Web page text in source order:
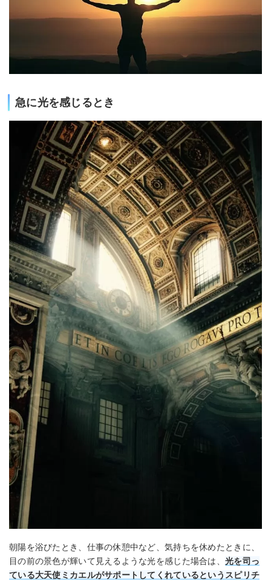
急に光を感じるとき
朝陽を浴びたとき、仕事の休憩中など、気持ちを休めたときに、
目の前の景色が輝いて見えるような光を感じた場合は、 光を司っ
ている大天使ミカエルがサポートしてくれているというスピリチ